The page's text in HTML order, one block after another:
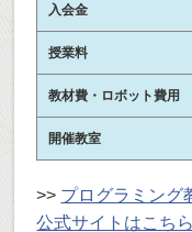
入会金
授業料
教材費・ロボット費用
開催教室
>> プログラミング
公式サイトはこちら